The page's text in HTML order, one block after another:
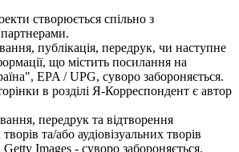
створюється спільно з
публікація, передрук, чи наступне
що містить посилання на
EPA / UPG, суворо забороняється.
в розділі Я-Корреспондент є автор
передрук та відтворення
та/або аудіовізуальних творів
Images - суворо забороняється.